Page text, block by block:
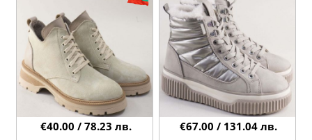
€40.00 / 78.23 лв. €67.00 / 131.04 лв.